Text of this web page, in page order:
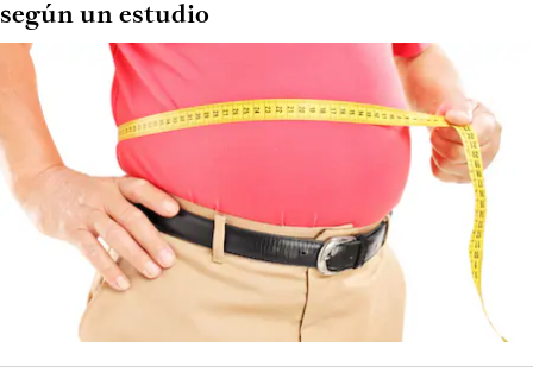
según un estudio